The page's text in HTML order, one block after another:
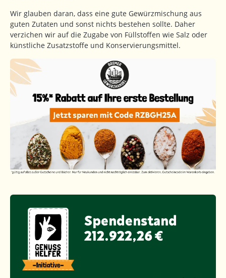
Wir glauben daran, dass eine gute Gewürzmischung aus
guten Zutaten und sonst nichts bestehen sollte. Daher
verzichen wir auf die Zugabe von Füllstoffen wie Salz oder
künstliche Zusatzstoffe und Konservierungsmittel.
Spendenstand
212.922,26 €